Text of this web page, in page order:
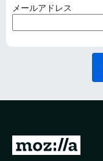
)
メールアドレス
須
M